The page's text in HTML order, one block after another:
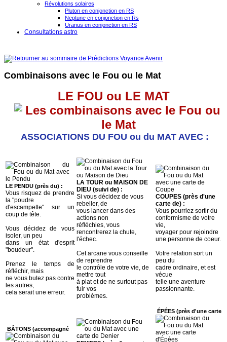
Révolutions solaires
Pluton en conjonction en RS
Neptune en conjonction en Rs
Uranus en conjonction en RS
Consultations astro
Combinaisons avec le Fou ou le Mat
LE FOU ou LE MAT
ASSOCIATIONS DU FOU ou du MAT AVEC :
LE PENDU (près du) :
Vous risquez de prendre
la "poudre
d'escampette" sur un
coup de tête.
Vous décidez de vous
isoler, un peu
dans un état d'esprit
"boudeur".
Prenez le temps de
réfléchir, mais
ne vous butez pas contre
les autres,
cela serait une erreur.
LA TOUR ou MAISON DE
DIEU (suivi de) :
Si vous décidez de vous
rebeller, de
vous lancer dans des
actions non
réfléchies, vous
rencontrerez la chute,
l'échec.
Cet arcane vous conseille
de reprendre
le contrôle de votre vie, de
mettre tout
à plat et de ne surtout pas
fuir vos
problèmes.
COUPES (près d'une
carte de) :
Vous pourriez sortir du
conformisme de votre
vie,
voyager pour rejoindre
une personne de coeur.
Votre relation sort un
peu du
cadre ordinaire, et est
vécue
telle une aventure
passionnante.
BÂTONS (accompagné
ÉPÉES (près d'une carte